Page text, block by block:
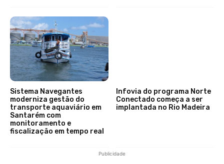
Sistema Navegantes
moderniza gestão do
transporte aquaviário em
Santarém com
monitoramento e
fiscalização em tempo real
Infovia do programa Norte
Conectado começa a ser
implantada no Rio Madeira
Publicidade